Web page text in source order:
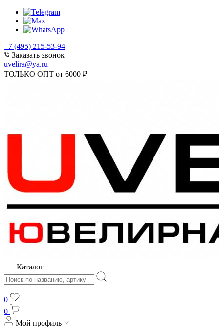
+7 (495) 215-53-94
Заказать звонок
uvelira@ya.ru
ТОЛЬКО ОПТ от 6000 ₽
Каталог
0
0
Мой профиль